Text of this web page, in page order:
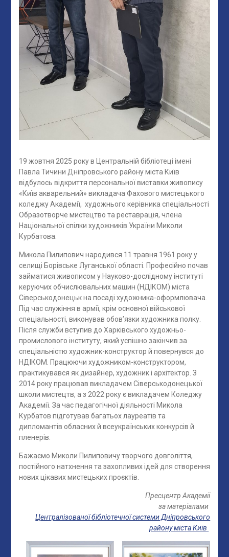
19 жовтня 2025 року в Центральній бібліотеці імені
Павла Тичини Дніпровського району міста Київ
відбулось відкриття персональної виставки живопису
«Київ акварельний» викладача Фахового мистецького
коледжу Академії, художнього керівника спеціальності
Образотворче мистецтво та реставрація, члена
Національної спілки художників України Миколи
Курбатова.
Микола Пилипович народився 11 травня 1961 року у
селищі Борівське Луганської області. Професійно почав
займатися живописом у Науково-дослідному інституті
керуючих обчислювальних машин (НДІКОМ) міста
Сіверськодонецьк на посаді художника-оформлювача.
Під час служіння в армії, крім основної військової
спеціальності, виконував обов’язки художника полку.
Після служби вступив до Харківського художньо-
промислового інституту, який успішно закінчив за
спеціальністю художник-конструктор й повернувся до
НДІКОМ. Працюючи художником-конструктором,
практикувався як дизайнер, художник і архітектор. З
2014 року працював викладачем Сіверськодонецької
школи мистецтв, а з 2022 року є викладачем Коледжу
Академії. За час педагогічної діяльності Микола
Курбатов підготував багатьох лауреатів та
дипломантів обласних й всеукраїнських конкурсів й
пленерів.
Бажаємо Миколи Пилиповичу творчого довголіття,
постійного натхнення та захопливих ідей для створення
нових цікавих мистецьких проєктів.
Пресцентр Академії
за матеріалами
Централізованої бібліотечної системи Дніпровського
району міста Київ